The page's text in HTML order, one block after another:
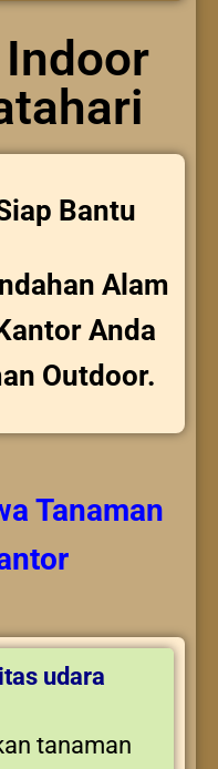
Bantu
Alam
Anda
Outdoor.
Tanaman
udara
tanaman